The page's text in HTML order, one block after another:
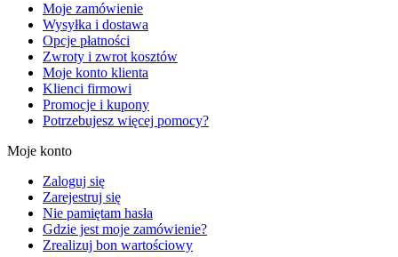
Moje zamówienie
Wysyłka i dostawa
Opcje płatności
Zwroty i zwrot kosztów
Moje konto klienta
Klienci firmowi
Promocje i kupony
Potrzebujesz więcej pomocy?
Moje konto
Zaloguj się
Zarejestruj się
Nie pamiętam hasła
Gdzie jest moje zamówienie?
Zrealizuj bon wartościowy